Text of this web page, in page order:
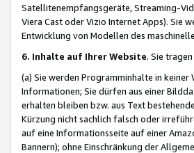
Satellitenempfangsgeräte, Streaming-
Viera Cast oder Vizio Internet Apps). Sie
Entwicklung von Modellen des
6. Inhalte auf Ihrer Website. Sie
(a) Sie werden Programminhalte in
Informationen; Sie dürfen aus einer
erhalten bleiben bzw. aus Text
Kürzung nicht sachlich falsch oder
auf eine Informationsseite auf einer
Bannern); ohne Einschränkung der